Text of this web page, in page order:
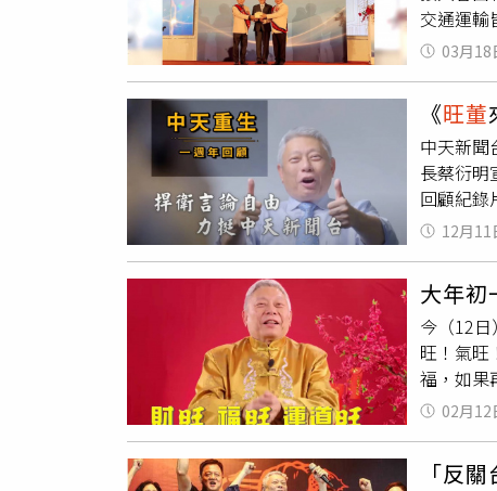
說，母親
前、一帆
己的樣子
孩般用
聽、觀
一起欣賞
她，溫筱
寸，「我
「我媽媽
福，施的
仁加油，
交通運輸
集，有賴
王惠美
事長林
務不遺餘
與政府間
以「磐石
和諧納為
階段早
錄，聯
產建築開
業素養認
成長率下
解決缺工
資產有合
03月18
《旺董
中天新聞
長蔡衍明
回顧紀錄
中，國家
對於遭
的理念很
於2020
更是以
次、影片
短短一
聞將會
12月11
大年初
今（12
旺！氣旺
旺！身體
02月12
「反